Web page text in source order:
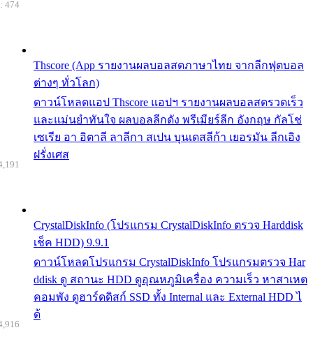
Thscore (App รายงานผลบอลสดภาษาไทย จากลีกฟุตบอล
ต่างๆ ทั่วโลก)
ดาวน์โหลดแอป Thscore แอปฯ รายงานผลบอลสดรวดเร็ว
และแม่นยำทันใจ ผลบอลลีกดัง พรีเมียร์ลีก อังกฤษ กัลโช่
เซเรีย อา อิตาลี ลาลีกา สเปน บุนเดสลีก้า เยอรมัน ลีกเอิง
ฝรั่งเศส
474
CrystalDiskInfo (โปรแกรม CrystalDiskInfo ตรวจ Harddisk
เช็ค HDD) 9.9.1
ดาวน์โหลดโปรแกรม CrystalDiskInfo โปรแกรมตรวจ Har
ddisk ดู สถานะ HDD ดูอุณหภูมิเครื่อง ความเร็ว หาสาเหต
คอมพัง ดูฮาร์ดดิสก์ SSD ทั้ง Internal และ External HDD ไ
ด้